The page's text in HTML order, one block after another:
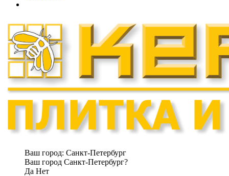
Ваш город: Санкт-Петербург
Ваш город Санкт-Петербург?
Да Нет